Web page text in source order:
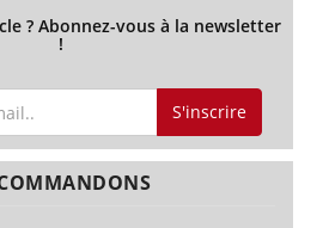
? Abonnez-vous à la newsletter
!
S'inscrire